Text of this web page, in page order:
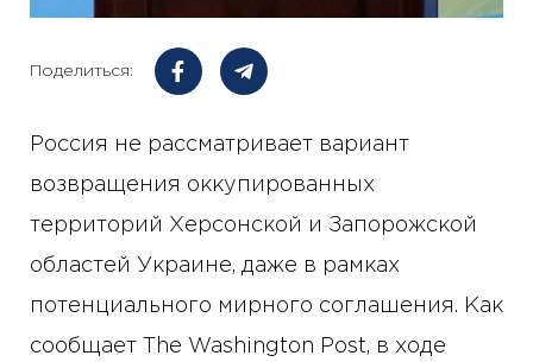
Поделиться:
Россия не рассматривает вариант
возвращения оккупированных
территорий Херсонской и Запорожской
областей Украине, даже в рамках
потенциального мирного соглашения. Как
сообщает The Washington Post, в ходе